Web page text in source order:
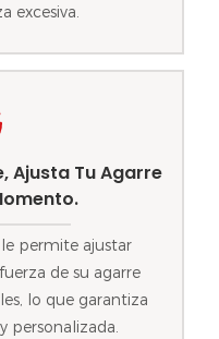
excesiva.
Ajusta Tu Agarre
permite ajustar
de su agarre
lo que garantiza
personalizada.